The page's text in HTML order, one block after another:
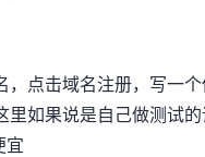
点击域名注册，写一
里如果说是自己做测试
宜